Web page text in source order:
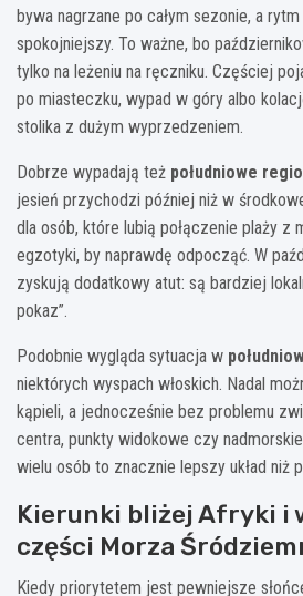
bywa nagrzane po całym sezonie, a
spokojniejszy. To ważne, bo
tylko na leżeniu na ręczniku. Częściej
po miasteczku, wypad w góry albo
stolika z dużym wyprzedzeniem.
Dobrze wypadają też południowe
jesień przychodzi później niż w
dla osób, które lubią połączenie plaży z
egzotyki, by naprawdę odpocząć. W
zyskują dodatkowy atut: są bardziej
pokaz”.
Podobnie wygląda sytuacja w
niektórych wyspach włoskich. Nadal
kąpieli, a jednocześnie bez problemu
centra, punkty widokowe czy
wielu osób to znacznie lepszy układ niż
Kierunki bliżej Afryki i
części Morza
Kiedy priorytetem jest pewniejsze